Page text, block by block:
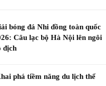
bóng đá Nhi đồng toàn quốc
Câu lạc bộ Hà Nội lên ngôi
địch
phá tiềm năng du lịch thể